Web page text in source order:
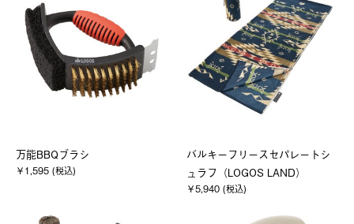
万能BBQブラシ
￥1,595 (税込)
バルキーフリースセパレートシ
ュラフ（LOGOS LAND）
￥5,940 (税込)